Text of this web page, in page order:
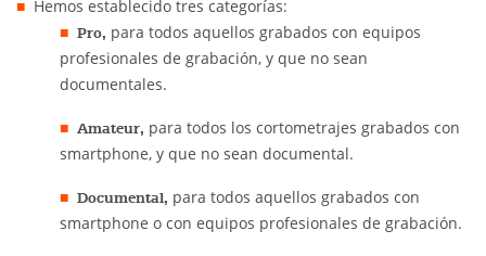
Hemos establecido tres categorías:
Pro, para todos aquellos grabados con equipos
profesionales de grabación, y que no sean
documentales.
Amateur, para todos los cortometrajes grabados con
smartphone, y que no sean documental.
Documental, para todos aquellos grabados con
smartphone o con equipos profesionales de grabación.